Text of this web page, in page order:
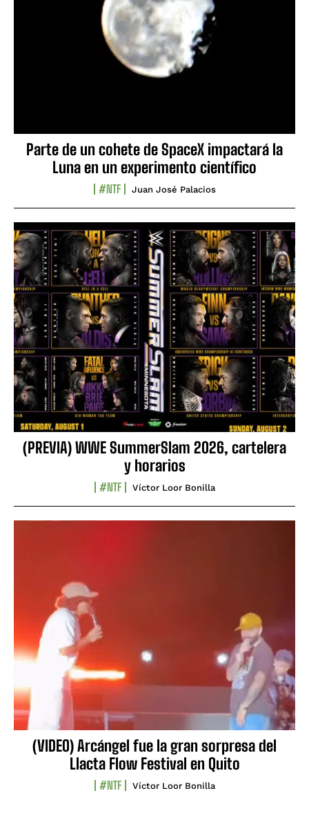
Parte de un cohete de SpaceX impactará la
Luna en un experimento científico
#NTF Juan José Palacios
(PREVIA) WWE SummerSlam 2026, cartelera
y horarios
#NTF Víctor Loor Bonilla
(VIDEO) Arcángel fue la gran sorpresa del
Llacta Flow Festival en Quito
#NTF Víctor Loor Bonilla